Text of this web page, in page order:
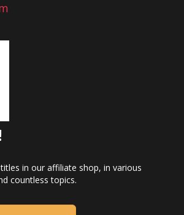
in our affiliate shop, in various
countless topics.